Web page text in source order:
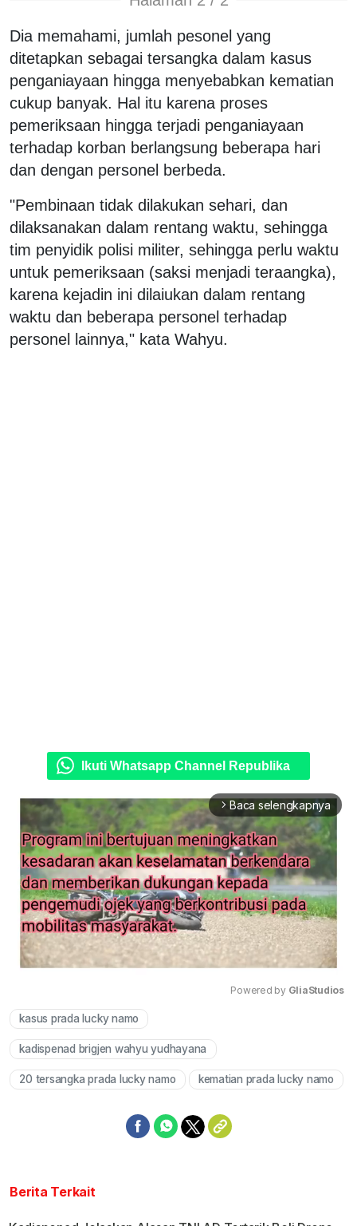
Dia memahami, jumlah pesonel yang
ditetapkan sebagai tersangka dalam kasus
penganiayaan hingga menyebabkan kematian
cukup banyak. Hal itu karena proses
pemeriksaan hingga terjadi penganiayaan
terhadap korban berlangsung beberapa hari
dan dengan personel berbeda.
"Pembinaan tidak dilakukan sehari, dan
dilaksanakan dalam rentang waktu, sehingga
tim penyidik polisi militer, sehingga perlu waktu
untuk pemeriksaan (saksi menjadi teraangka),
karena kejadin ini dilaiukan dalam rentang
waktu dan beberapa personel terhadap
personel lainnya," kata Wahyu.
Ikuti Whatsapp Channel Republika
arrow_forward_ios Baca selengkapnya
Powered by GliaStudios
kasus prada lucky namo
kadispenad brigjen wahyu yudhayana
20 tersangka prada lucky namo kematian prada lucky namo
Berita Terkait